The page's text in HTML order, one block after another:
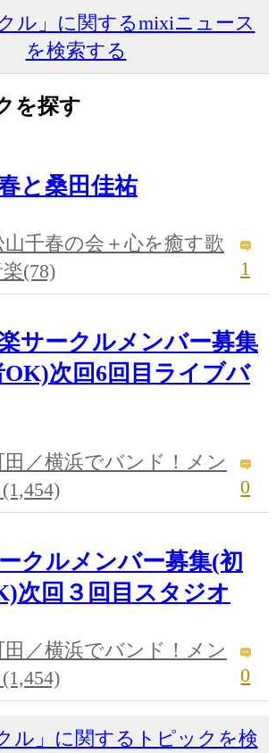
ル」に関するmixiニュース
を検索する
を探す
と桑田佳祐
山千春の会＋心を癒す歌
(78)
1
サークルメンバー募集
OK)次回6回目ライブバ
田／横浜でバンド！メン
0
クルメンバー募集(初
次回３回目スタジオ
田／横浜でバンド！メン
0
ル」に関するトピックを検